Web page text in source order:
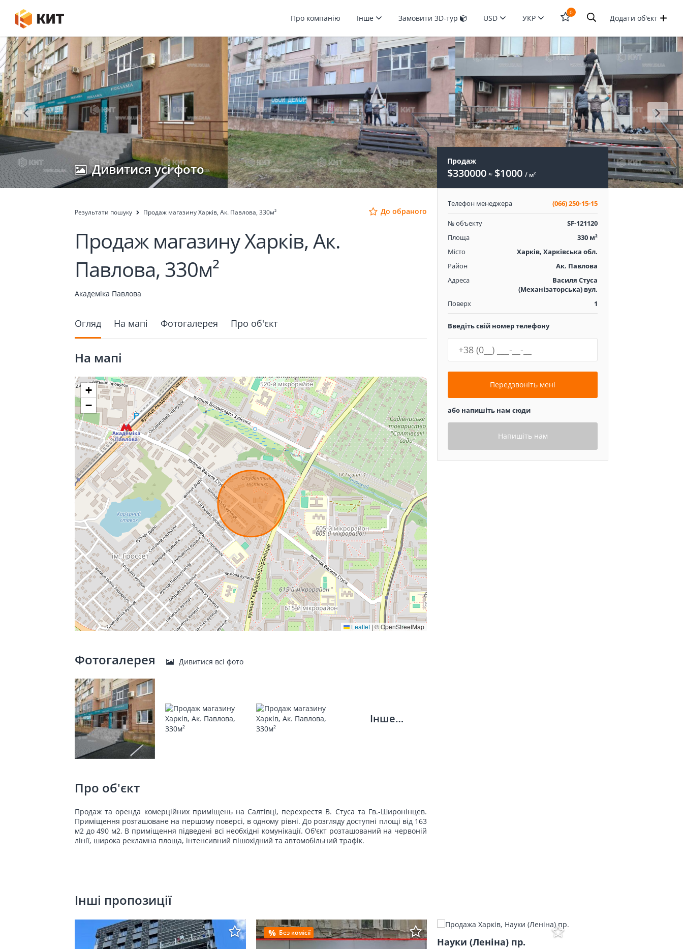
Про компанію Інше Замовити 3D-тур USD УКР
0
Відкрити
форму
пошука
Додати об'єкт
Дивитися усі фото
Результати пошуку Продаж магазину Харків, Ак. Павлова, 330м² До обраного
Продаж магазину Харків, Ак.
Павлова, 330м²
Академіка Павлова
Продаж
$330000 ≈ $1000/ м²
Телефон менеджера (066) 250-15-15
№ объекту
SF-121120
Площа
330 м²
Місто
Харків, Харківська обл.
Район
Ак. Павлова
Адреса
Василя Стуса
(Механізаторська) вул.
Поверх
1
Введіть свій номер телефону
Передзвоніть мені
або напишіть нам сюди
Напишіть нам
Огляд На мапі Фотогалерея Про об'єкт
На мапі
+
−
Leaflet | © OpenStreetMap
Фотогалерея Дивитися всі фото
Інше…
Про об'єкт
Продаж та оренда комерційних приміщень на Салтівці, перехрестя В. Стуса та Гв.-Широнінцев.
Приміщення розташоване на першому поверсі, в одному рівні. До розгляду доступні площі від 163
м2 до 490 м2. В приміщення підведені всі необхідні комунікації. Об'єкт розташований на червоній
лінії, широка рекламна площа, інтенсивний пішохідний та автомобільний трафік.
Інші пропозиції
Без комісії
Науки (Леніна) пр.